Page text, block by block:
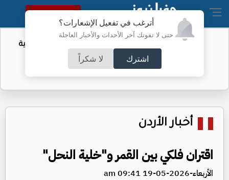
أترغب في تفعيل الإشعارات؟
حتى لا تفوتك آخر الأحداث والأخبار العاجلة
اشترك لا شكراً
النسخة الكاملة
أمر لتقييد حق اكتساب الجنسية الأميركية
بالولادة
أخبار الأردن
اقتران فلكي بين القمر و"خلية النحل"
الأربعاء-2026-05-19 09:41 am